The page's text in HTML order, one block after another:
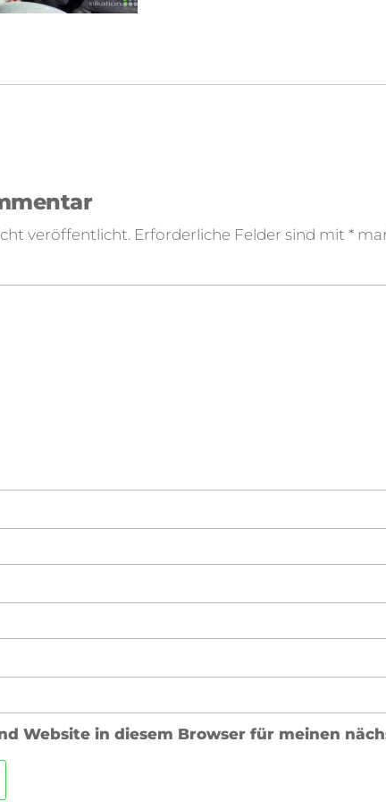
veröffentlicht. Erforderliche Felder sind mit *
Website in diesem Browser für meinen